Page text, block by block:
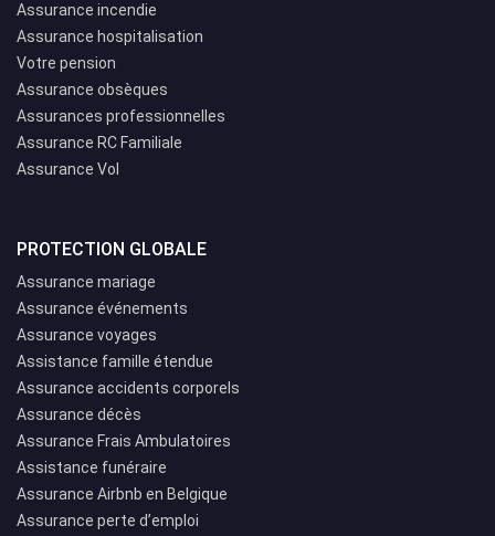
Assurance incendie
Assurance hospitalisation
Votre pension
Assurance obsèques
Assurances professionnelles
Assurance RC Familiale
Assurance Vol
PROTECTION GLOBALE
Assurance mariage
Assurance événements
Assurance voyages
Assistance famille étendue
Assurance accidents corporels
Assurance décès
Assurance Frais Ambulatoires
Assistance funéraire
Assurance Airbnb en Belgique
Assurance perte d’emploi